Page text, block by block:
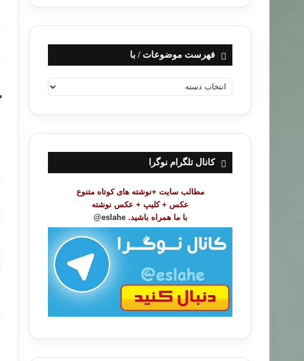
فهرست موضوعات / با
ه
ت
ض
کانال تلگرام نوگرا
مطالب سایت +نوشته های کوتاه متنوع
عکس + کلیپ + عکس نوشته
با ما همراه باشید. eslahe@